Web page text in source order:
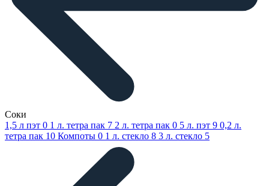
Соки
1,5 л пэт 0 1 л. тетра пак 7 2 л. тетра пак 0 5 л. пэт 9 0,2 л.
тетра пак 10 Компоты 0 1 л. стекло 8 3 л. стекло 5